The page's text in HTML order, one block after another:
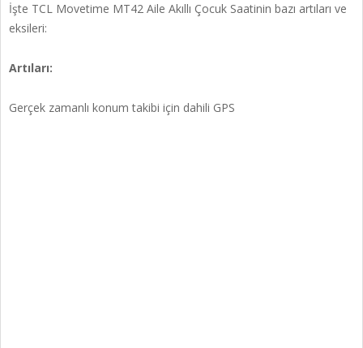
İşte TCL Movetime MT42 Aile Akıllı Çocuk Saatinin bazı artıları ve
eksileri:
Artıları:
Gerçek zamanlı konum takibi için dahili GPS